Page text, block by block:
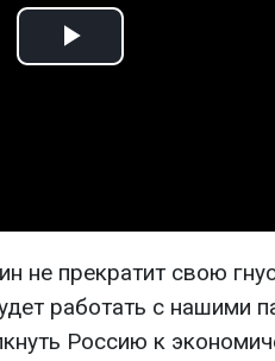
Play
не прекратит свою
работать с нашими
Россию к